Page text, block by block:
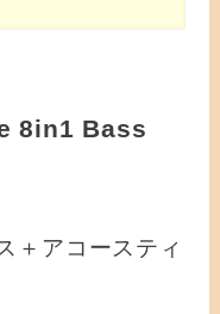
8in1 Bass
＋アコースティ